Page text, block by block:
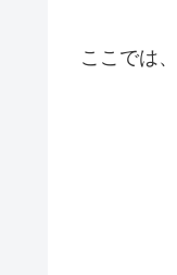
ここでは